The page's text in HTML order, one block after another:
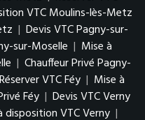
VTC Moulins-lès-Metz
| Devis VTC Pagny-sur-
sur-Moselle | Mise à
| Chauffeur Privé Pagny-
Réserver VTC Féy | Mise à
Féy | Devis VTC Verny
disposition VTC Verny |